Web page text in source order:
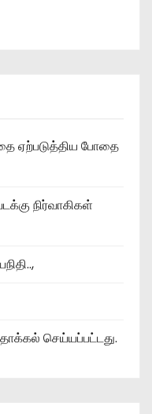
ஏற்படுத்திய போதை
நிர்வாகிகள்
செய்யப்பட்டது.